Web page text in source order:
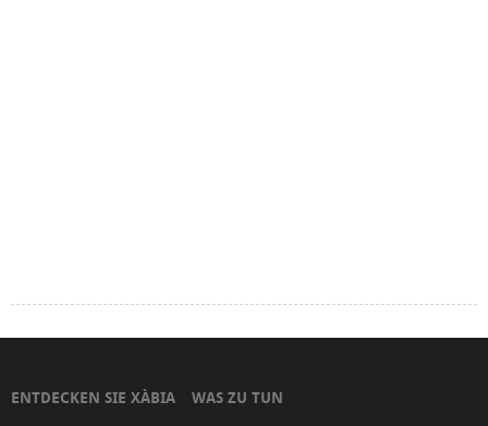
ENTDECKEN SIE XÀBIA WAS ZU TUN